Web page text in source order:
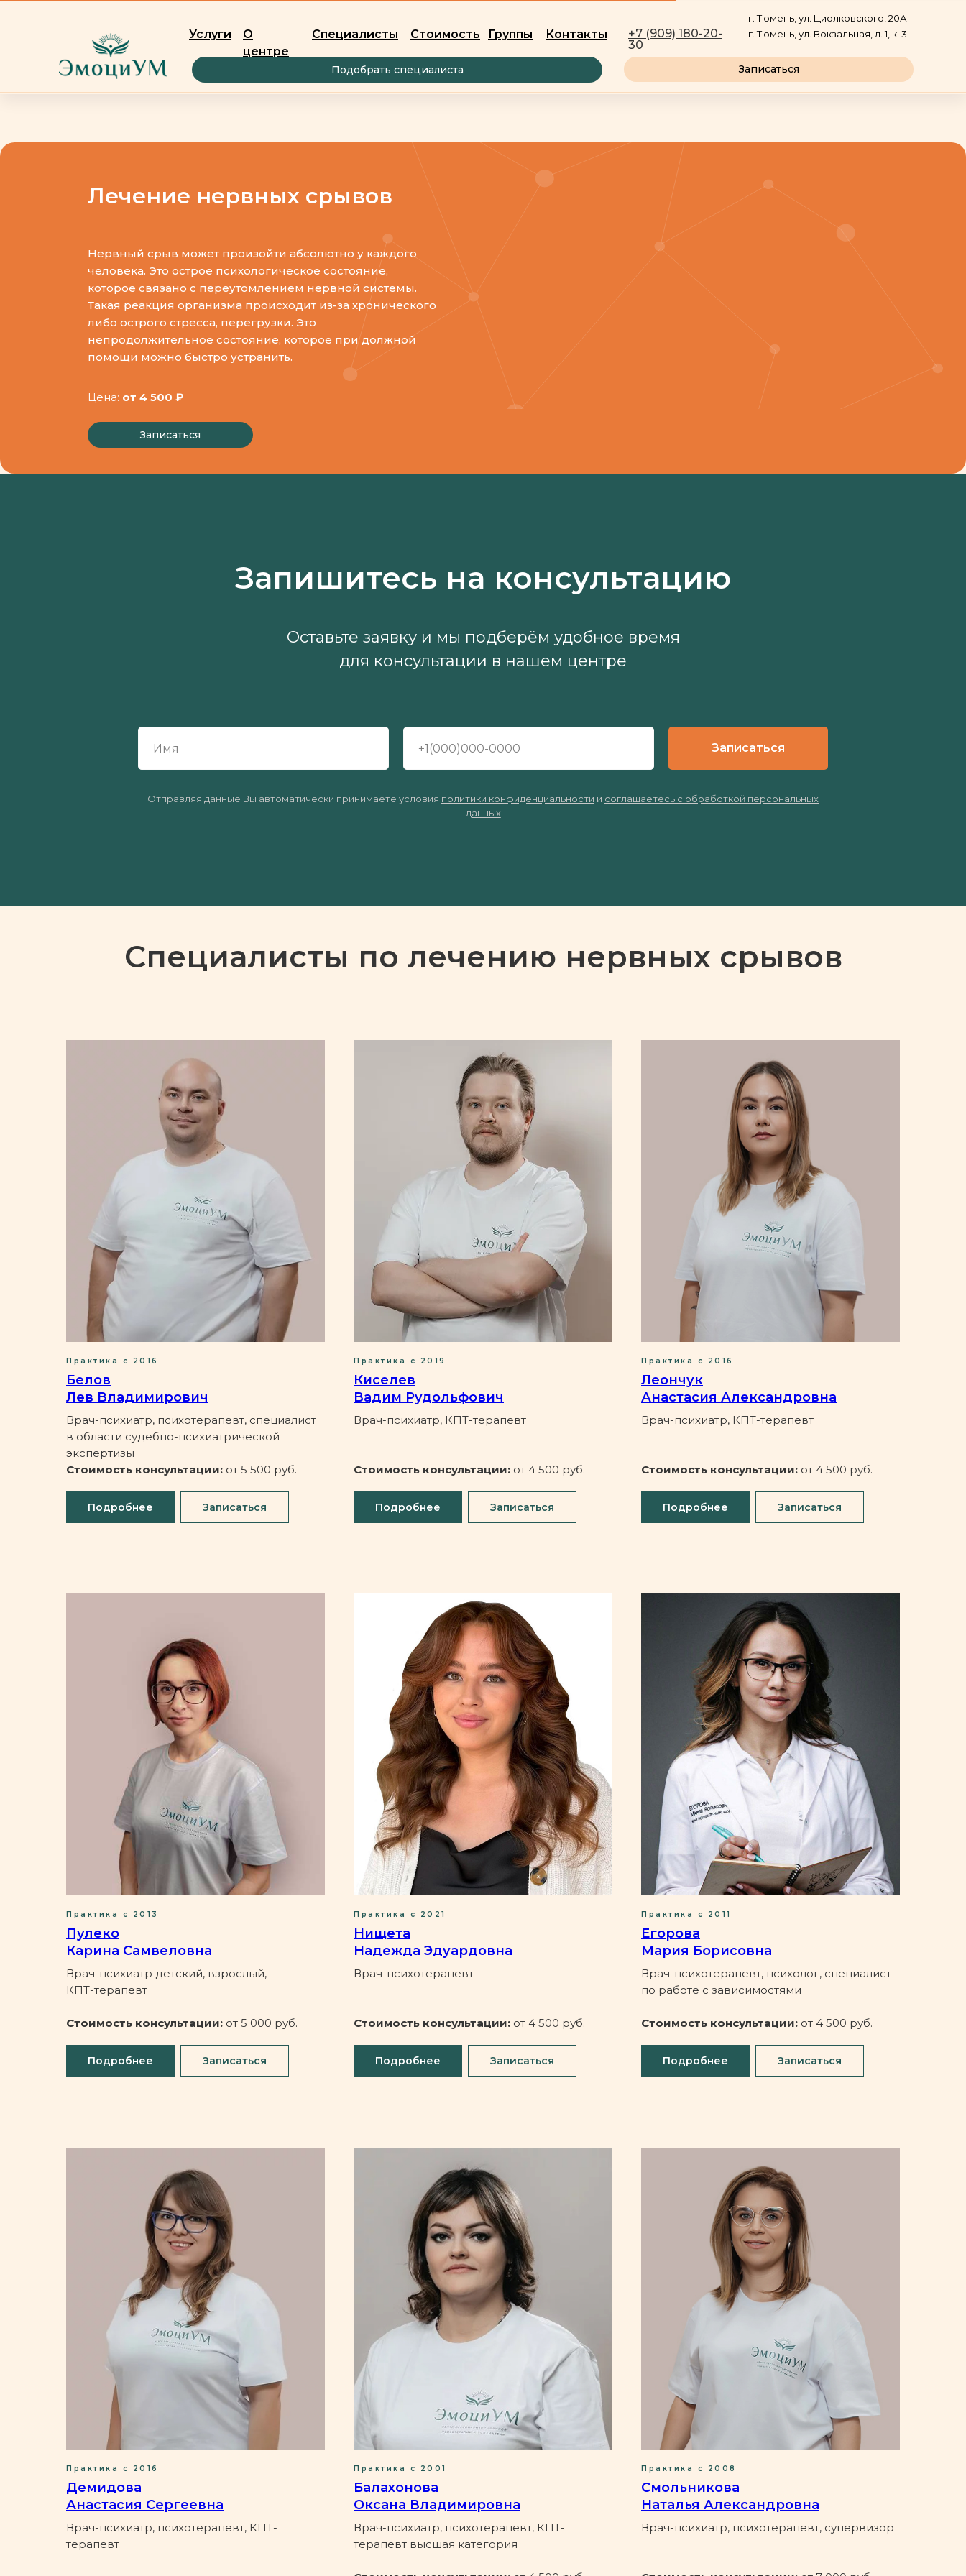
О
центре
Услуги Специалисты Стоимость Группы Контакты
+7 (909) 180-20-
30
г. Тюмень, ул. Циолковского, 20А
г. Тюмень, ул. Вокзальная, д. 1, к. 3
Подобрать специалиста Записаться
Лечение нервных срывов
Лечение нервных срывов
Нервный срыв может произойти абсолютно у каждого
человека. Это острое психологическое состояние,
которое связано с переутомлением нервной системы.
Такая реакция организма происходит из-за хронического
либо острого стресса, перегрузки. Это
непродолжительное состояние, которое при должной
помощи можно быстро устранить.
Записаться
Цена: от 4 500 ₽
Запишитесь на консультацию
Оставьте заявку и мы подберём удобное время
для консультации в нашем центре
Записаться
Отправляя данные Вы автоматически принимаете условия политики конфиденциальности и соглашаетесь с обработкой персональных
данных
Специалисты по лечению нервных срывов
Практика с 2016
Белов
Лев Владимирович
Врач-психиатр, психотерапевт, специалист
в области судебно-психиатрической
экспертизы
Стоимость консультации: от 5 500 руб.
Подробнее Записаться
Практика с 2019
Киселев
Вадим Рудольфович
Врач-психиатр, КПТ-терапевт
Стоимость консультации: от 4 500 руб.
Подробнее Записаться
Практика с 2016
Леончук
Анастасия Александровна
Врач-психиатр, КПТ-терапевт
Стоимость консультации: от 4 500 руб.
Подробнее Записаться
Практика с 2013
Пулеко
Карина Самвеловна
Врач-психиатр детский, взрослый,
КПТ-терапевт
Стоимость консультации: от 5 000 руб.
Подробнее Записаться
Практика с 2021
Нищета
Надежда Эдуардовна
Врач-психотерапевт
Стоимость консультации: от 4 500 руб.
Подробнее Записаться
Практика с 2011
Егорова
Мария Борисовна
Врач-психотерапевт, психолог, специалист
по работе с зависимостями
Стоимость консультации: от 4 500 руб.
Подробнее Записаться
Практика с 2016
Демидова
Анастасия Сергеевна
Врач-психиатр, психотерапевт, КПТ-
терапевт
Практика с 2001
Балахонова
Оксана Владимировна
Врач-психиатр, психотерапевт, КПТ-
терапевт высшая категория
Практика с 2008
Смольникова
Наталья Александровна
Врач-психиатр, психотерапевт, супервизор